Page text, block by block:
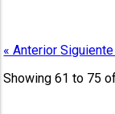
« AnteriorSiguiente
Showing61 to 75